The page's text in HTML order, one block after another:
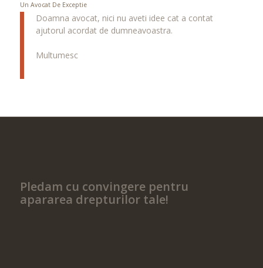
Un Avocat De Exceptie
Doamna avocat, nici nu aveti idee cat a contat
ajutorul acordat de dumneavoastra.
Multumesc
Pledam cu convingere pentru
apararea drepturilor tale!